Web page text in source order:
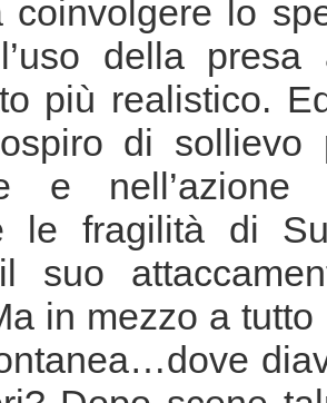
coinvolgere lo
della
più realistico.
di sollievo
e
le fragilità di
suo
in mezzo a